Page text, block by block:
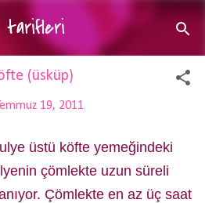
içeriğe atla
tarifleri
(üsküp)
19, 2011
üstü köfte yemeğindeki
çömlekte uzun süreli
Çömlekte en az üç saat